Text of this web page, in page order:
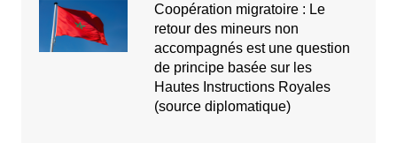
Coopération migratoire : Le
retour des mineurs non
accompagnés est une question
de principe basée sur les
Hautes Instructions Royales
(source diplomatique)